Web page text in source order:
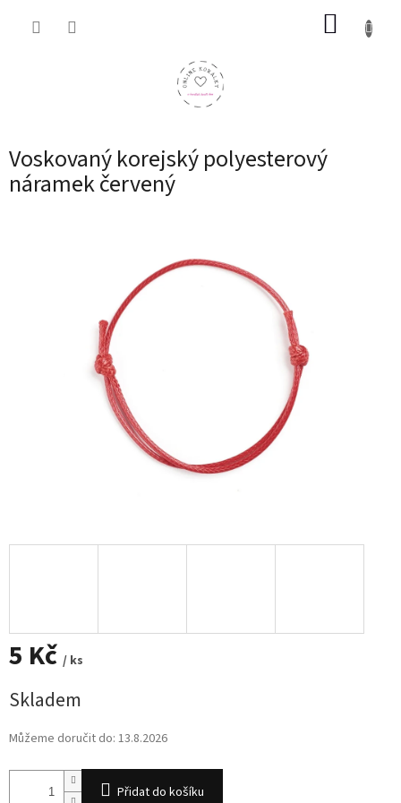
Voskovaný korejský polyesterový
náramek červený
5 Kč / ks
cena:
Skladem
Můžeme doručit do: 13.8.2026
Přidat do košíku